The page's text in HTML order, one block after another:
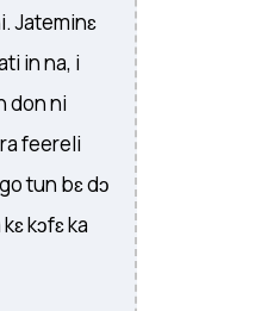
Jateminɛ
in na, i
don ni
feereli
tun bɛ dɔ
kɔfɛ ka